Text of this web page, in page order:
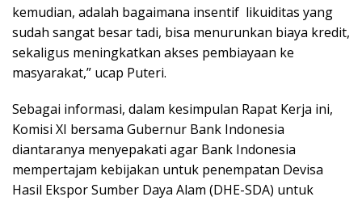
kemudian, adalah bagaimana insentif likuiditas yang
sudah sangat besar tadi, bisa menurunkan biaya kredit,
sekaligus meningkatkan akses pembiayaan ke
masyarakat,” ucap Puteri.
Sebagai informasi, dalam kesimpulan Rapat Kerja ini,
Komisi XI bersama Gubernur Bank Indonesia
diantaranya menyepakati agar Bank Indonesia
mempertajam kebijakan untuk penempatan Devisa
Hasil Ekspor Sumber Daya Alam (DHE-SDA) untuk